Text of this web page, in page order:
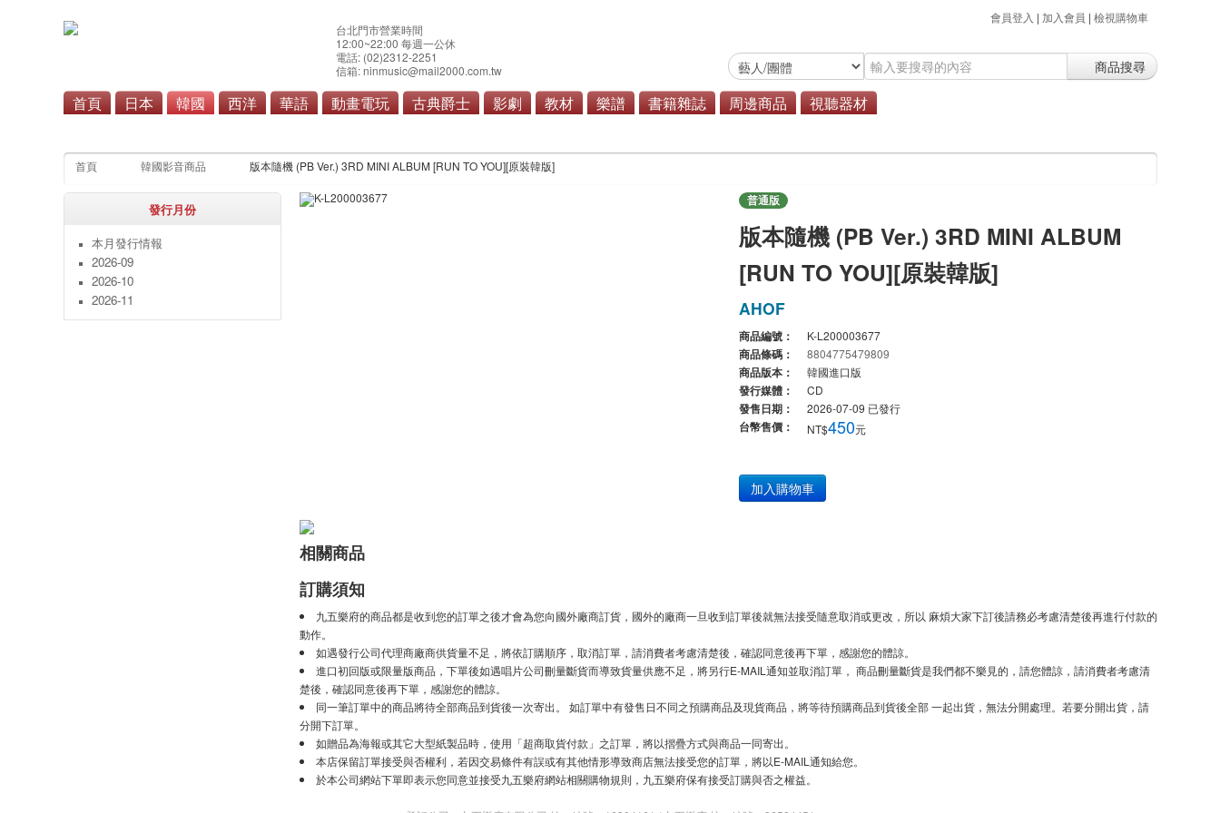
會員登入 | 加入會員 | 檢視購物車
台北門市營業時間
12:00~22:00 每週一公休
電話: (02)2312-2251
信箱: ninmusic@mail2000.com.tw
商品搜尋
首頁 日本 韓國 西洋 華語 動畫電玩 古典爵士 影劇 教材 樂譜 書籍雜誌 周邊商品 視聽器材
首頁 韓國影音商品 版本隨機 (PB Ver.) 3RD MINI ALBUM [RUN TO YOU][原裝韓版]
發行月份
本月發行情報
2026-09
2026-10
2026-11
普通版
版本隨機 (PB Ver.) 3RD MINI ALBUM
[RUN TO YOU][原裝韓版]
AHOF
商品編號： K-L200003677
商品條碼： 8804775479809
商品版本： 韓國進口版
發行媒體： CD
發售日期： 2026-07-09 已發行
台幣售價： NT$450元
加入購物車
相關商品
訂購須知
九五樂府的商品都是收到您的訂單之後才會為您向國外廠商訂貨，國外的廠商一旦收到訂單後就無法接受隨意取消或更改，所以 麻煩大家下訂後請務必考慮清楚後再進行付款的
動作。
如遇發行公司代理商廠商供貨量不足，將依訂購順序，取消訂單，請消費者考慮清楚後，確認同意後再下單，感謝您的體諒。
進口初回版或限量版商品，下單後如遇唱片公司刪量斷貨而導致貨量供應不足，將另行E-MAIL通知並取消訂單， 商品刪量斷貨是我們都不樂見的，請您體諒，請消費者考慮清
楚後，確認同意後再下單，感謝您的體諒。
同一筆訂單中的商品將待全部商品到貨後一次寄出。 如訂單中有發售日不同之預購商品及現貨商品，將等待預購商品到貨後全部 一起出貨，無法分開處理。若要分開出貨，請
分開下訂單。
如贈品為海報或其它大型紙製品時，使用「超商取貨付款」之訂單，將以摺疊方式與商品一同寄出。
本店保留訂單接受與否權利，若因交易條件有誤或有其他情形導致商店無法接受您的訂單，將以E-MAIL通知給您。
於本公司網站下單即表示您同意並接受九五樂府網站相關購物規則，九五樂府保有接受訂購與否之權益。